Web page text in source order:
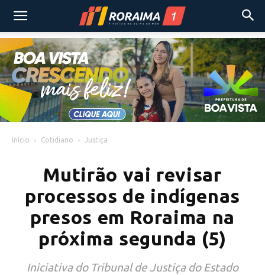
Início Cotidiano Justiça
Mutirão vai revisar
processos de indígenas
presos em Roraima na
próxima segunda (5)
Iniciativa do Tribunal de Justiça do Estado